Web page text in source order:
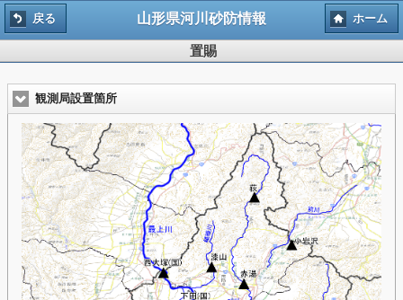
戻る 山形県河川砂防情報 ホーム
置賜
観測局設置箇所